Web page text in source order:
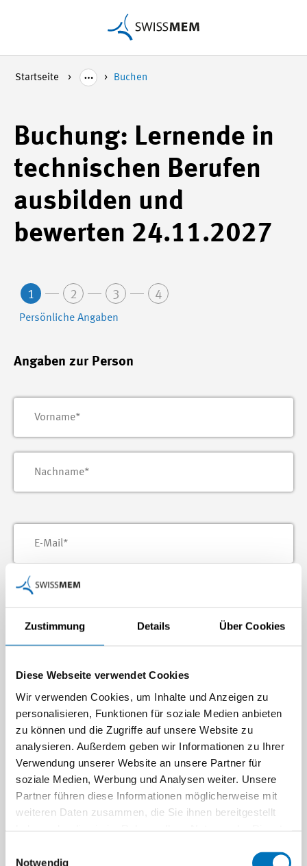
Zustimmung Details Über Cookies
Diese Webseite verwendet Cookies
Wir verwenden Cookies, um Inhalte und Anzeigen zu
personalisieren, Funktionen für soziale Medien anbieten
zu können und die Zugriffe auf unsere Website zu
analysieren. Außerdem geben wir Informationen zu Ihrer
Verwendung unserer Website an unsere Partner für
soziale Medien, Werbung und Analysen weiter. Unsere
Partner führen diese Informationen möglicherweise mit
weiteren Daten zusammen, die Sie ihnen bereitgestellt
Notwendig
Startseite Buchen
Buchung: Lernende in
technischen Berufen
ausbilden und
bewerten 24.11.2027
1 2 3 4
Persönliche Angaben
Angaben zur Person